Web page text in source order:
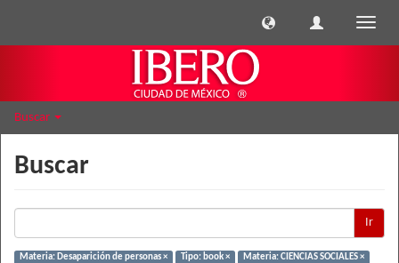
Buscar
Buscar
Ir
Materia: Desaparición de personas × Tipo: book ×
Materia: CIENCIAS SOCIALES ×